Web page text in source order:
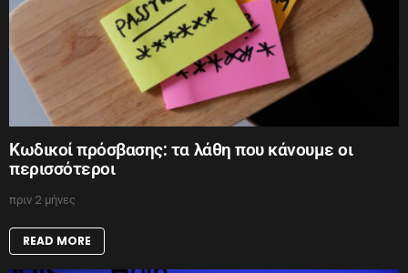
Κωδικοί πρόσβασης: τα λάθη που κάνουμε οι
περισσότεροι
πριν 2 μήνες
READ MORE